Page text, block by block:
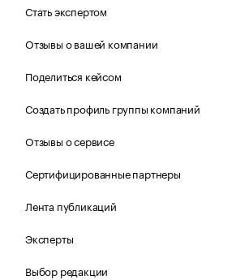
Стать экспертом
Отзывы о вашей компании
Поделиться кейсом
Создать профиль группы компаний
Отзывы о сервисе
Сертифицированные партнеры
Лента публикаций
Эксперты
Выбор редакции